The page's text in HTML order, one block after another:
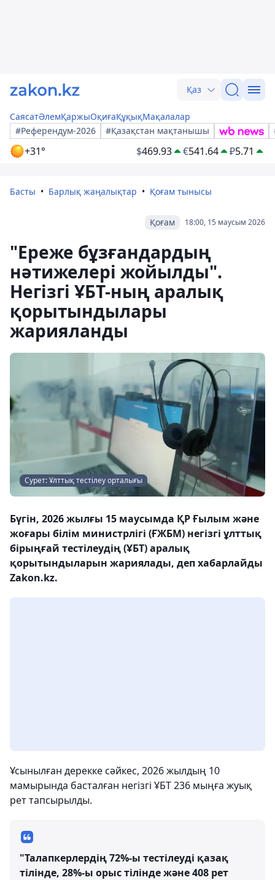
Қаз
СаясатӘлемҚаржыОқиғаҚұқықМақалалар
#Референдум-2026
#Қазақстан мақтанышы
+31° $469.93 €541.64 ₽5.71
Басты Барлық жаңалықтар Қоғам тынысы
18:00, 15 маусым 2026
Қоғам
"Ереже бұзғандардың
нәтижелері жойылды".
Негізгі ҰБТ-ның аралық
қорытындылары
жарияланды
Сурет: Ұлттық тестілеу орталығы
Бүгін, 2026 жылғы 15 маусымда ҚР Ғылым және
жоғары білім министрлігі (ҒЖБМ) негізгі ұлттық
бірыңғай тестілеудің (ҰБТ) аралық
қорытындыларын жариялады, деп хабарлайды
Zakon.kz.
Ұсынылған дерекке сәйкес, 2026 жылдың 10
мамырында басталған негізгі ҰБТ 236 мыңға жуық
рет тапсырылды.
"Талапкерлердің 72%-ы тестілеуді қазақ
тілінде, 28%-ы орыс тілінде және 408 рет